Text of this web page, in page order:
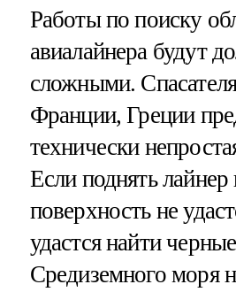
Работы по поиску
авиалайнера будут
сложными.
Франции, Греции
технически
Если поднять лайнер
поверхность не
удастся найти
Средиземного моря